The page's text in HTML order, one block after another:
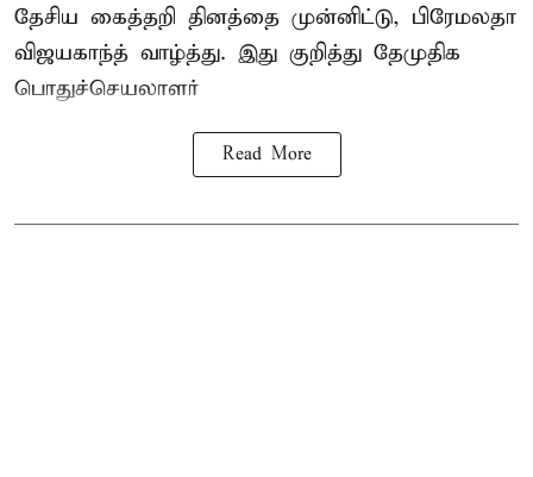
தேசிய கைத்தறி தினத்தை முன்னிட்டு, பிரேமலதா
விஜயகாந்த் வாழ்த்து. இது குறித்து தேமுதிக
பொதுச்செயலாளர்
Read More